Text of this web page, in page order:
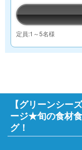
定員:1～5名様
【グリーンシ
ージ★旬の食材
グ！